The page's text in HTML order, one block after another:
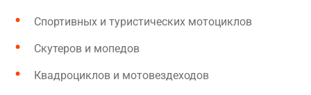
Спортивных и туристических мотоциклов
Скутеров и мопедов
Квадроциклов и мотовездеходов